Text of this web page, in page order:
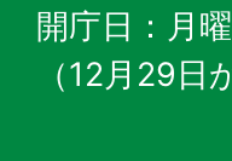
開庁日：月
（12月29